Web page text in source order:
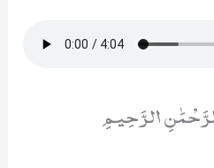
الرَّحِيمِ